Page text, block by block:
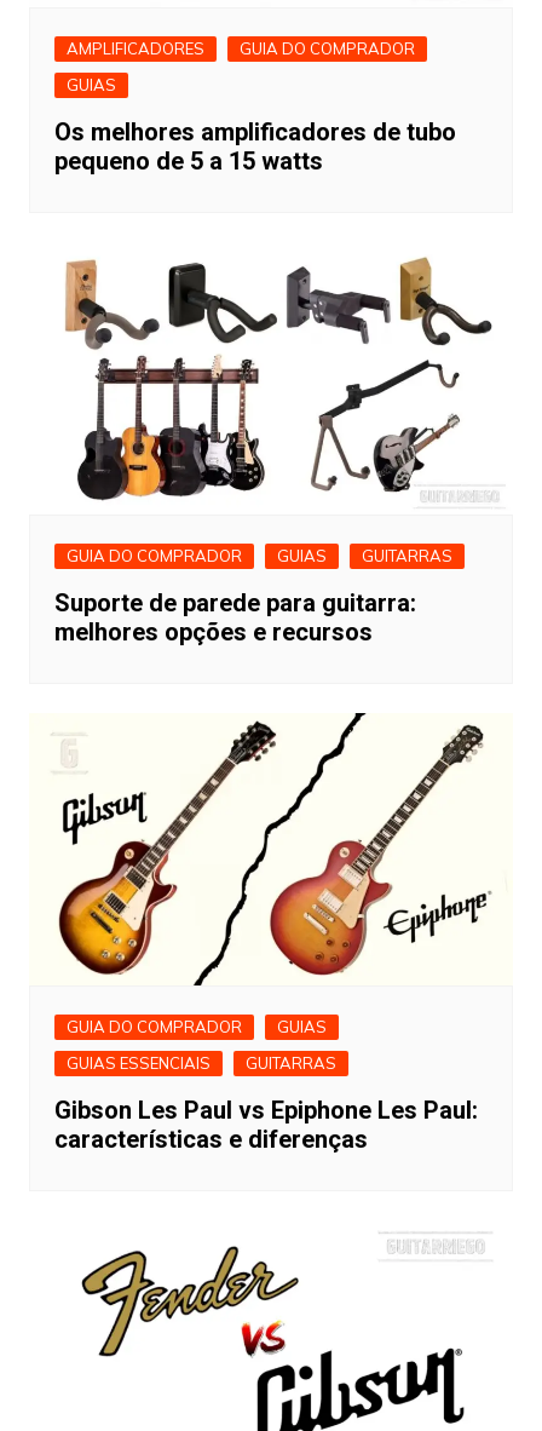
AMPLIFICADORES
GUIA DO COMPRADOR
GUIAS
Os melhores amplificadores de tubo
pequeno de 5 a 15 watts
GUIA DO COMPRADOR GUIAS GUITARRAS
Suporte de parede para guitarra:
melhores opções e recursos
GUIA DO COMPRADOR
GUIAS
GUIAS ESSENCIAIS
GUITARRAS
Gibson Les Paul vs Epiphone Les Paul:
características e diferenças